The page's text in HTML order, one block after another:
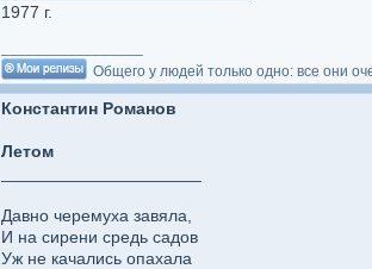
1977 г.
Общего у людей только одно: все они
Константин Романов
Летом
Давно черемуха завяла,
И на сирени средь садов
Уж не качались опахала